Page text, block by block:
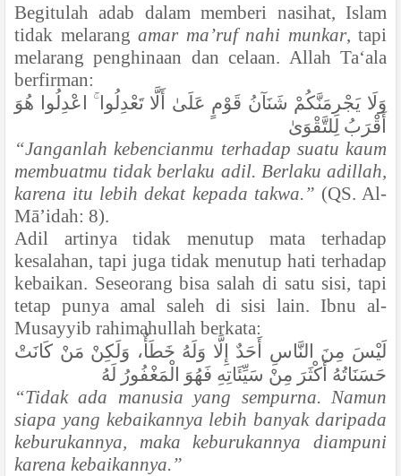
Begitulah adab dalam memberi nasihat, Islam
tidak melarang amar ma’ruf nahi munkar, tapi
melarang penghinaan dan celaan. Allah Ta‘ala
berfirman:
وَلَا يَجْرِمَنَّكُمْ شَنَآنُ قَوْمٍ عَلَىٰ أَلَّا تَعْدِلُوا ۚ اعْدِلُوا هُوَ
أَقْرَبُ لِلتَّقْوَىٰ
“Janganlah kebencianmu terhadap suatu kaum
membuatmu tidak berlaku adil. Berlaku adillah,
karena itu lebih dekat kepada takwa.” (QS. Al-
Mā’idah: 8).
Adil artinya tidak menutup mata terhadap
kesalahan, tapi juga tidak menutup hati terhadap
kebaikan. Seseorang bisa salah di satu sisi, tapi
tetap punya amal saleh di sisi lain. Ibnu al-
Musayyib rahimahullah berkata:
لَيْسَ مِنَ النَّاسِ أَحَدٌ إِلَّا وَلَهُ خَطَأٌ، وَلَكِنْ مَنْ كَانَتْ
حَسَنَاتُهُ أَكْثَرَ مِنْ سَيِّئَاتِهِ فَهُوَ الْمَغْفُورُ لَهُ
“Tidak ada manusia yang sempurna. Namun
siapa yang kebaikannya lebih banyak daripada
keburukannya, maka keburukannya diampuni
karena kebaikannya.”